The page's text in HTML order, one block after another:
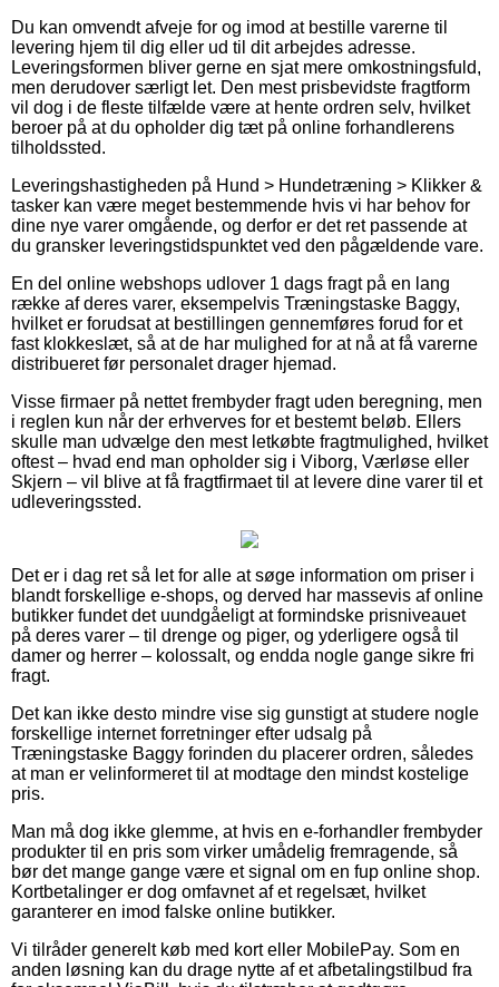
Du kan omvendt afveje for og imod at bestille varerne til
levering hjem til dig eller ud til dit arbejdes adresse.
Leveringsformen bliver gerne en sjat mere omkostningsfuld,
men derudover særligt let. Den mest prisbevidste fragtform
vil dog i de fleste tilfælde være at hente ordren selv, hvilket
beroer på at du opholder dig tæt på online forhandlerens
tilholdssted.
Leveringshastigheden på Hund > Hundetræning > Klikker &
tasker kan være meget bestemmende hvis vi har behov for
dine nye varer omgående, og derfor er det ret passende at
du gransker leveringstidspunktet ved den pågældende vare.
En del online webshops udlover 1 dags fragt på en lang
række af deres varer, eksempelvis Træningstaske Baggy,
hvilket er forudsat at bestillingen gennemføres forud for et
fast klokkeslæt, så at de har mulighed for at nå at få varerne
distribueret før personalet drager hjemad.
Visse firmaer på nettet frembyder fragt uden beregning, men
i reglen kun når der erhverves for et bestemt beløb. Ellers
skulle man udvælge den mest letkøbte fragtmulighed, hvilket
oftest – hvad end man opholder sig i Viborg, Værløse eller
Skjern – vil blive at få fragtfirmaet til at levere dine varer til et
udleveringssted.
Det er i dag ret så let for alle at søge information om priser i
blandt forskellige e-shops, og derved har massevis af online
butikker fundet det uundgåeligt at formindske prisniveauet
på deres varer – til drenge og piger, og yderligere også til
damer og herrer – kolossalt, og endda nogle gange sikre fri
fragt.
Det kan ikke desto mindre vise sig gunstigt at studere nogle
forskellige internet forretninger efter udsalg på
Træningstaske Baggy forinden du placerer ordren, således
at man er velinformeret til at modtage den mindst kostelige
pris.
Man må dog ikke glemme, at hvis en e-forhandler frembyder
produkter til en pris som virker umådelig fremragende, så
bør det mange gange være et signal om en fup online shop.
Kortbetalinger er dog omfavnet af et regelsæt, hvilket
garanterer en imod falske online butikker.
Vi tilråder generelt køb med kort eller MobilePay. Som en
anden løsning kan du drage nytte af et afbetalingstilbud fra